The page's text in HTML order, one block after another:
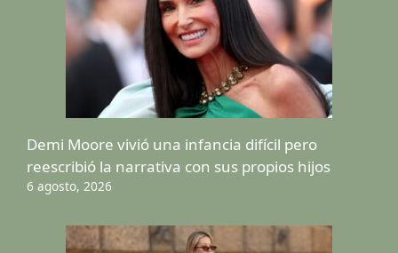
Demi Moore vivió una infancia difícil pero
reescribió la narrativa con sus propios hijos
6 agosto, 2026